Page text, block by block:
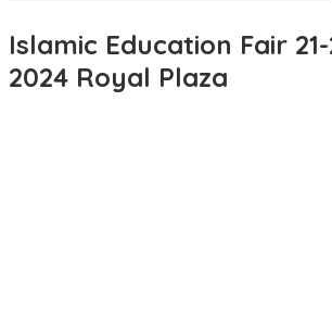
Islamic Education Fair
2024 Royal Plaza